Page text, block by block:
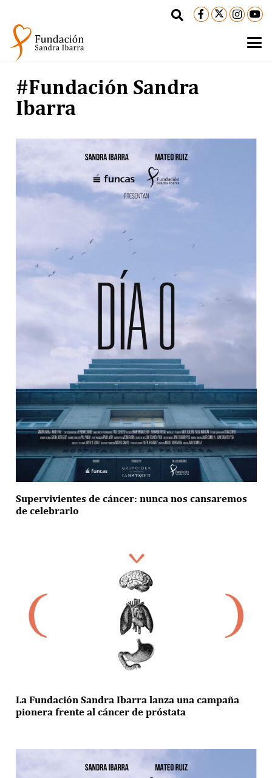
#Fundación Sandra
Ibarra
Supervivientes de cáncer: nunca nos cansaremos
de celebrarlo
La Fundación Sandra Ibarra lanza una campaña
pionera frente al cáncer de próstata